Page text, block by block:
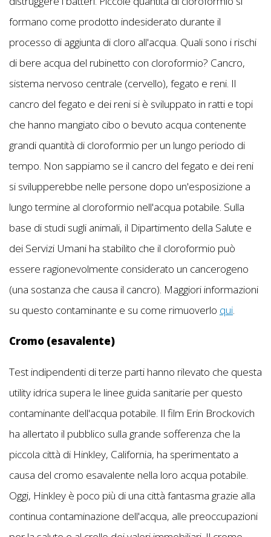
formano come prodotto indesiderato durante il
processo di aggiunta di cloro all'acqua. Quali sono i rischi
di bere acqua del rubinetto con cloroformio? Cancro,
sistema nervoso centrale (cervello), fegato e reni. Il
cancro del fegato e dei reni si è sviluppato in ratti e topi
che hanno mangiato cibo o bevuto acqua contenente
grandi quantità di cloroformio per un lungo periodo di
tempo. Non sappiamo se il cancro del fegato e dei reni
si svilupperebbe nelle persone dopo un'esposizione a
lungo termine al cloroformio nell'acqua potabile. Sulla
base di studi sugli animali, il Dipartimento della Salute e
dei Servizi Umani ha stabilito che il cloroformio può
essere ragionevolmente considerato un cancerogeno
(una sostanza che causa il cancro). Maggiori informazioni
su questo contaminante e su come rimuoverlo qui.
Cromo (esavalente)
Test indipendenti di terze parti hanno rilevato che questa
utility idrica supera le linee guida sanitarie per questo
contaminante dell'acqua potabile. Il film Erin Brockovich
ha allertato il pubblico sulla grande sofferenza che la
piccola città di Hinkley, California, ha sperimentato a
causa del cromo esavalente nella loro acqua potabile.
Oggi, Hinkley è poco più di una città fantasma grazie alla
continua contaminazione dell'acqua, alle preoccupazioni